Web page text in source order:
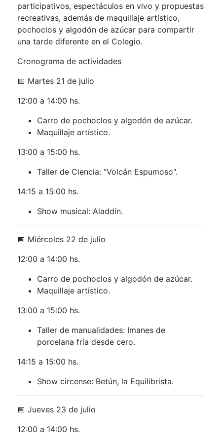
participativos, espectáculos en vivo y propuestas
recreativas, además de maquillaje artístico,
pochoclos y algodón de azúcar para compartir
una tarde diferente en el Colegio.
Cronograma de actividades
📅 Martes 21 de julio
12:00 a 14:00 hs.
Carro de pochoclos y algodón de azúcar.
Maquillaje artístico.
13:00 a 15:00 hs.
Taller de Ciencia: "Volcán Espumoso".
14:15 a 15:00 hs.
Show musical: Aladdín.
📅 Miércoles 22 de julio
12:00 a 14:00 hs.
Carro de pochoclos y algodón de azúcar.
Maquillaje artístico.
13:00 a 15:00 hs.
Taller de manualidades: Imanes de
porcelana fría desde cero.
14:15 a 15:00 hs.
Show circense: Betún, la Equilibrista.
📅 Jueves 23 de julio
12:00 a 14:00 hs.